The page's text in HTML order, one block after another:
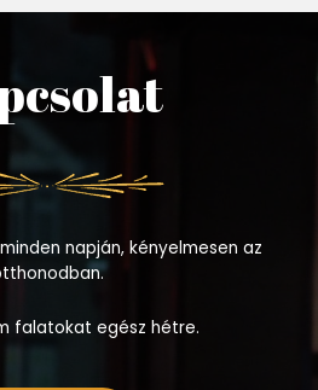
napján, kényelmesen az
falatokat egész hétre.